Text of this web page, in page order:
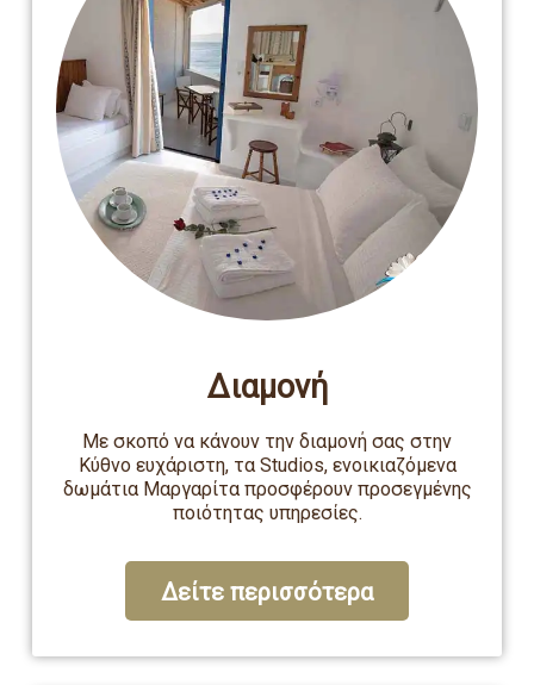
Διαμονή
Με σκοπό να κάνουν την διαμονή σας στην
Κύθνο ευχάριστη, τα Studios, ενοικιαζόμενα
δωμάτια Μαργαρίτα προσφέρουν προσεγμένης
ποιότητας υπηρεσίες.
Δείτε περισσότερα